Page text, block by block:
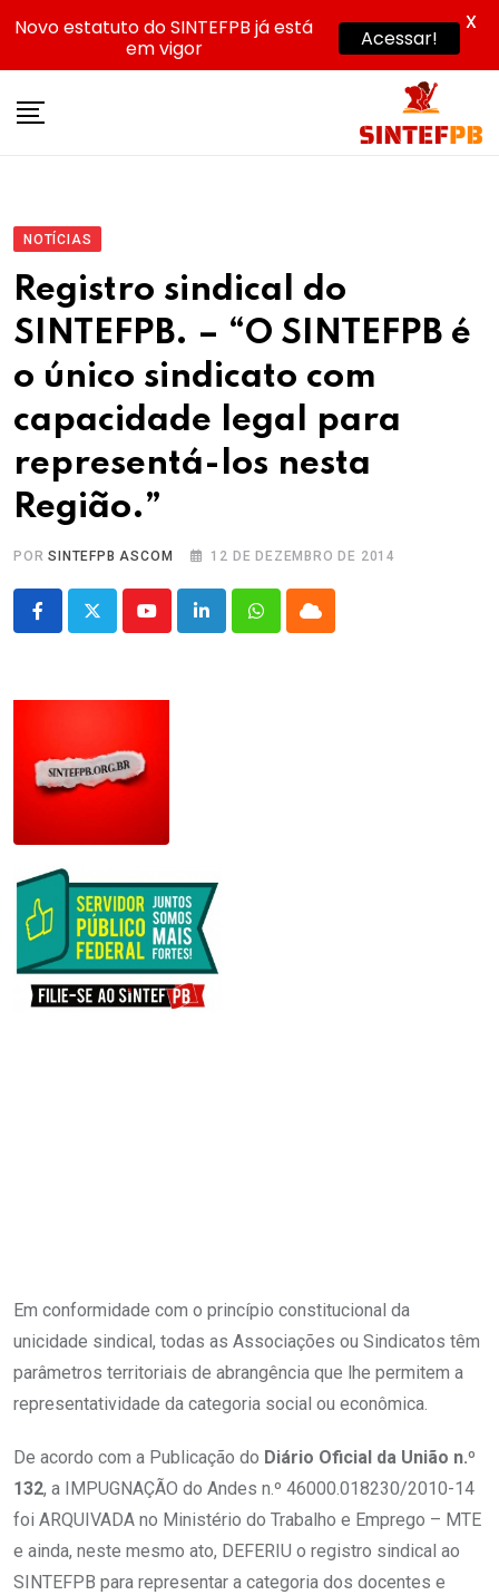
NOTÍCIAS
Registro sindical do
SINTEFPB. – “O SINTEFPB é
o único sindicato com
capacidade legal para
representá-los nesta
Região.”
PORSINTEFPB ASCOM 12 DE DEZEMBRO DE 2014
YoutubeLinkedInWhatsappCloud
Em conformidade com o princípio constitucional da
unicidade sindical, todas as Associações ou Sindicatos têm
parâmetros territoriais de abrangência que lhe permitem a
representatividade da categoria social ou econômica.
De acordo com a Publicação do Diário Oficial da União n.º
132, a IMPUGNAÇÃO do Andes n.º 46000.018230/2010-14
foi ARQUIVADA no Ministério do Trabalho e Emprego – MTE
e ainda, neste mesmo ato, DEFERIU o registro sindical ao
SINTEFPB para representar a categoria dos docentes e
Novo estatuto do SINTEFPB já está
em vigor
Acessar!
X